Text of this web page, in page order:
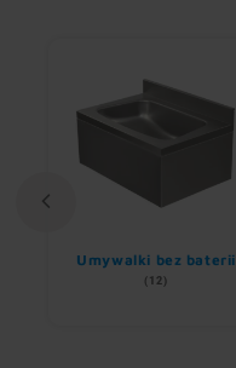
Umywalki bez baterii
(12)